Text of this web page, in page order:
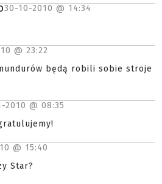
30-10-2010 @ 14:34
@ 23:22
będą robili sobie stroje
2010 @ 08:35
@ 15:40
Star?